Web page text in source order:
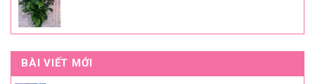
BÀI VIẾT MỚI